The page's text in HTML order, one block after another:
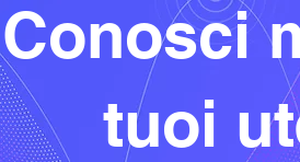
Conosci
tuoi